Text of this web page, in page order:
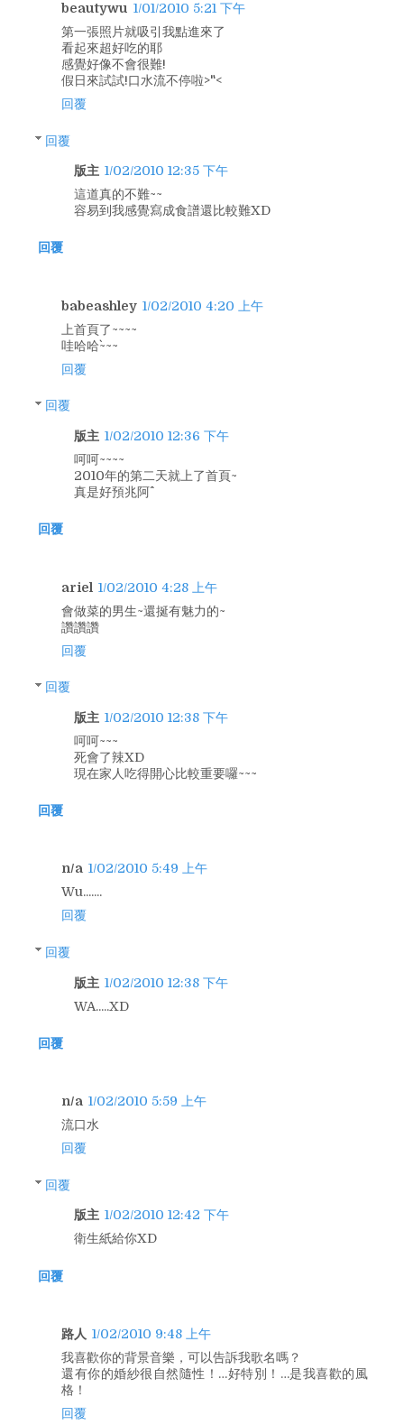
beautywu 1/01/2010 5:21 下午
第一張照片就吸引我點進來了
看起來超好吃的耶
感覺好像不會很難!
假日來試試!口水流不停啦>"<
回覆
回覆
版主 1/02/2010 12:35 下午
這道真的不難~~
容易到我感覺寫成食譜還比較難XD
回覆
babeashley 1/02/2010 4:20 上午
上首頁了~~~~
哇哈哈`~~~
回覆
回覆
版主 1/02/2010 12:36 下午
呵呵~~~~
2010年的第二天就上了首頁~
真是好預兆阿^^
回覆
ariel 1/02/2010 4:28 上午
會做菜的男生~還挻有魅力的~
讚讚讚
回覆
回覆
版主 1/02/2010 12:38 下午
呵呵~~~
死會了辣XD
現在家人吃得開心比較重要囉~~~
回覆
n/a 1/02/2010 5:49 上午
Wu.......
回覆
回覆
版主 1/02/2010 12:38 下午
WA.....XD
回覆
n/a 1/02/2010 5:59 上午
流口水
回覆
回覆
版主 1/02/2010 12:42 下午
衛生紙給你XD
回覆
路人 1/02/2010 9:48 上午
我喜歡你的背景音樂，可以告訴我歌名嗎？
還有你的婚紗很自然隨性！…好特別！…是我喜歡的風
格！
回覆